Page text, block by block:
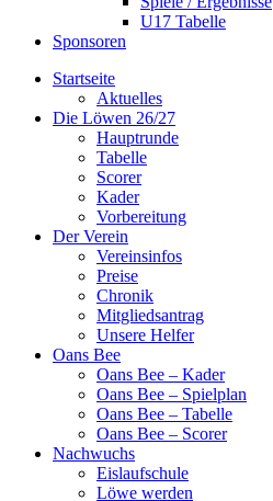
U17 Tabelle
Sponsoren
Startseite
Aktuelles
Die Löwen 26/27
Hauptrunde
Tabelle
Scorer
Kader
Vorbereitung
Der Verein
Vereinsinfos
Preise
Chronik
Mitgliedsantrag
Unsere Helfer
Oans Bee
Oans Bee – Kader
Oans Bee – Spielplan
Oans Bee – Tabelle
Oans Bee – Scorer
Nachwuchs
Eislaufschule
Löwe werden